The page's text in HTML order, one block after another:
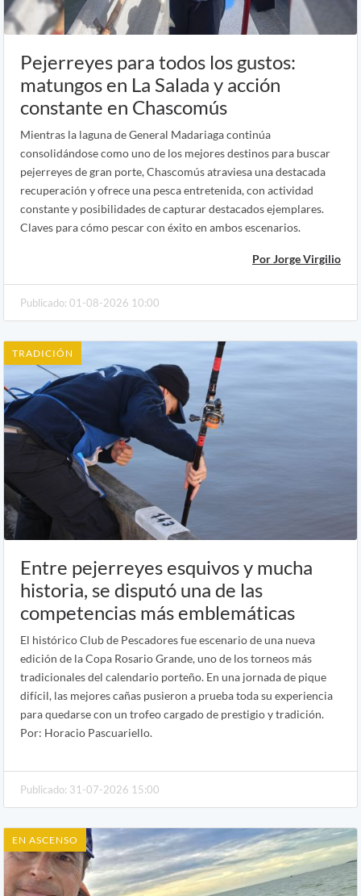
Pejerreyes para todos los gustos:
matungos en La Salada y acción
constante en Chascomús
Mientras la laguna de General Madariaga continúa
consolidándose como uno de los mejores destinos para buscar
pejerreyes de gran porte, Chascomús atraviesa una destacada
recuperación y ofrece una pesca entretenida, con actividad
constante y posibilidades de capturar destacados ejemplares.
Claves para cómo pescar con éxito en ambos escenarios.
Por Jorge Virgilio
Publicado: 01-08-2026 10:00
TRADICIÓN
Entre pejerreyes esquivos y mucha
historia, se disputó una de las
competencias más emblemáticas
El histórico Club de Pescadores fue escenario de una nueva
edición de la Copa Rosario Grande, uno de los torneos más
tradicionales del calendario porteño. En una jornada de pique
difícil, las mejores cañas pusieron a prueba toda su experiencia
para quedarse con un trofeo cargado de prestigio y tradición.
Por: Horacio Pascuariello.
Publicado: 31-07-2026 15:00
EN ASCENSO